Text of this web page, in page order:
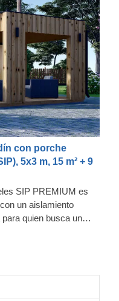
con porche
5x3 m, 15 m² + 9
SIP PREMIUM es
un aislamiento
quien busca un
Este modelo
cubierta que le
Todas nuestras
aislados) y cuentan
que garantiza el